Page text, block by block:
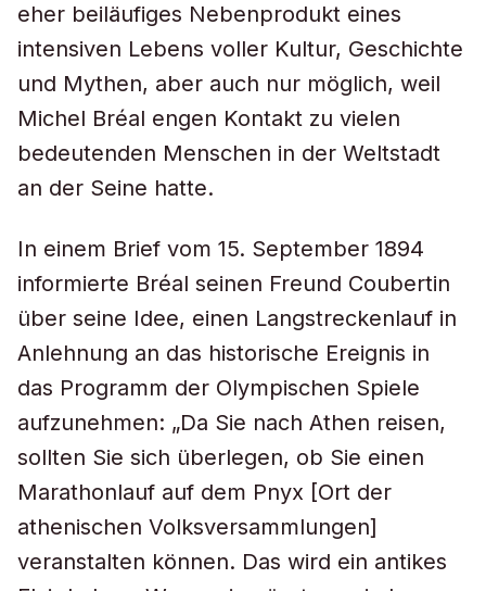
eher beiläufiges Nebenprodukt eines
intensiven Lebens voller Kultur, Geschichte
und Mythen, aber auch nur möglich, weil
Michel Bréal engen Kontakt zu vielen
bedeutenden Menschen in der Weltstadt
an der Seine hatte.
In einem Brief vom 15. September 1894
informierte Bréal seinen Freund Coubertin
über seine Idee, einen Langstreckenlauf in
Anlehnung an das historische Ereignis in
das Programm der Olympischen Spiele
aufzunehmen: „Da Sie nach Athen reisen,
sollten Sie sich überlegen, ob Sie einen
Marathonlauf auf dem Pnyx [Ort der
athenischen Volksversammlungen]
veranstalten können. Das wird ein antikes